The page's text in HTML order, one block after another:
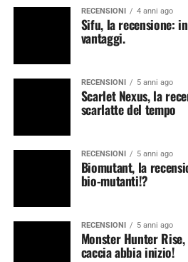
RECENSIONI 4 anni ago
Sifu, la recensione:
vantaggi.
RECENSIONI 5 anni ago
Scarlet Nexus, la
scarlatte del tempo
RECENSIONI 5 anni ago
Biomutant, la
bio-mutanti!?
RECENSIONI 5 anni ago
Monster Hunter
caccia abbia inizio!